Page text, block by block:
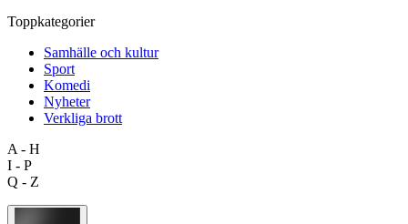
Toppkategorier
Samhälle och kultur
Sport
Komedi
Nyheter
Verkliga brott
A - H
I - P
Q - Z